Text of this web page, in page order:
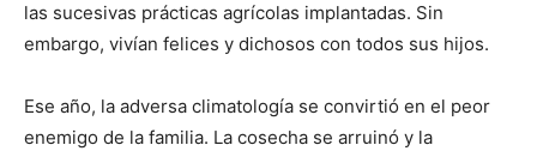
las sucesivas prácticas agrícolas implantadas. Sin
embargo, vivían felices y dichosos con todos sus hijos.
Ese año, la adversa climatología se convirtió en el peor
enemigo de la familia. La cosecha se arruinó y la